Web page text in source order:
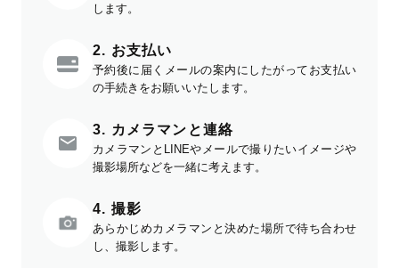
します。
2. お支払い
予約後に届くメールの案内にしたがってお支払い
の手続きをお願いいたします。
3. カメラマンと連絡
カメラマンとLINEやメールで撮りたいイメージや
撮影場所などを一緒に考えます。
4. 撮影
あらかじめカメラマンと決めた場所で待ち合わせ
し、撮影します。